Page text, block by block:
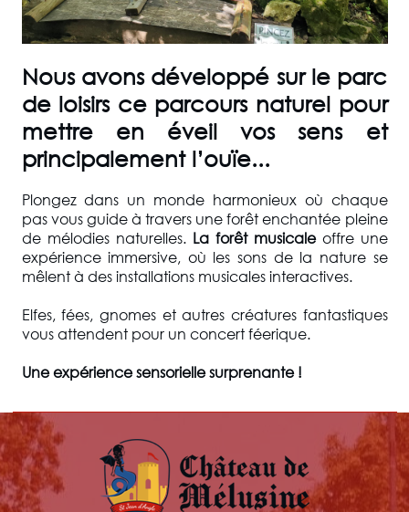
Nous avons développé sur le parc
de loisirs ce parcours naturel pour
mettre en éveil vos sens et
principalement l’ouïe...
Plongez dans un monde harmonieux où chaque
pas vous guide à travers une forêt enchantée pleine
de mélodies naturelles.La forêt musicaleoffre une
expérience immersive, où les sons de la nature se
mêlent à des installations musicales interactives.
Elfes, fées, gnomes et autres créatures fantastiques
vous attendent pour un concert féerique.
Une expérience sensorielle surprenante !